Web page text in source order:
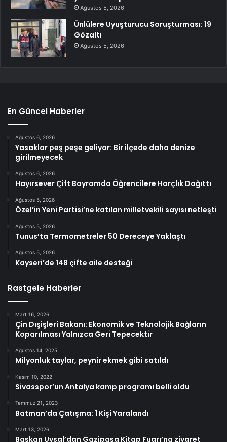
Ağustos 5, 2026
Ünlülere Uyuşturucu Soruşturması: 19
Gözaltı
Ağustos 5, 2026
En Güncel Haberler
Ağustos 6, 2026
Yasaklar peş peşe geliyor: Bir ilçede daha denize
girilmeyecek
Ağustos 6, 2026
Hayırsever Çift Bayramda Öğrencilere Harçlık Dağıttı
Ağustos 5, 2026
Özel’in Yeni Partisi’ne katılan milletvekili sayısı netleşti
Ağustos 5, 2026
Tunus’ta Termometreler 50 Dereceye Yaklaştı
Ağustos 5, 2026
Kayseri’de 148 çifte aile desteği
Rastgele Haberler
Mart 16, 2026
Çin Dışişleri Bakanı: Ekonomik ve Teknolojik Bağların
Koparılması Yalnızca Geri Tepecektir
Ağustos 14, 2025
Milyonluk taylar, peynir ekmek gibi satıldı
Kasım 10, 2022
Sivasspor’un Antalya kamp programı belli oldu
Temmuz 21, 2023
Batman’da Çatışma: 1 Kişi Yaralandı
Mart 13, 2026
Başkan Uysal’dan Gazipaşa Kitap Fuarı’na ziyaret